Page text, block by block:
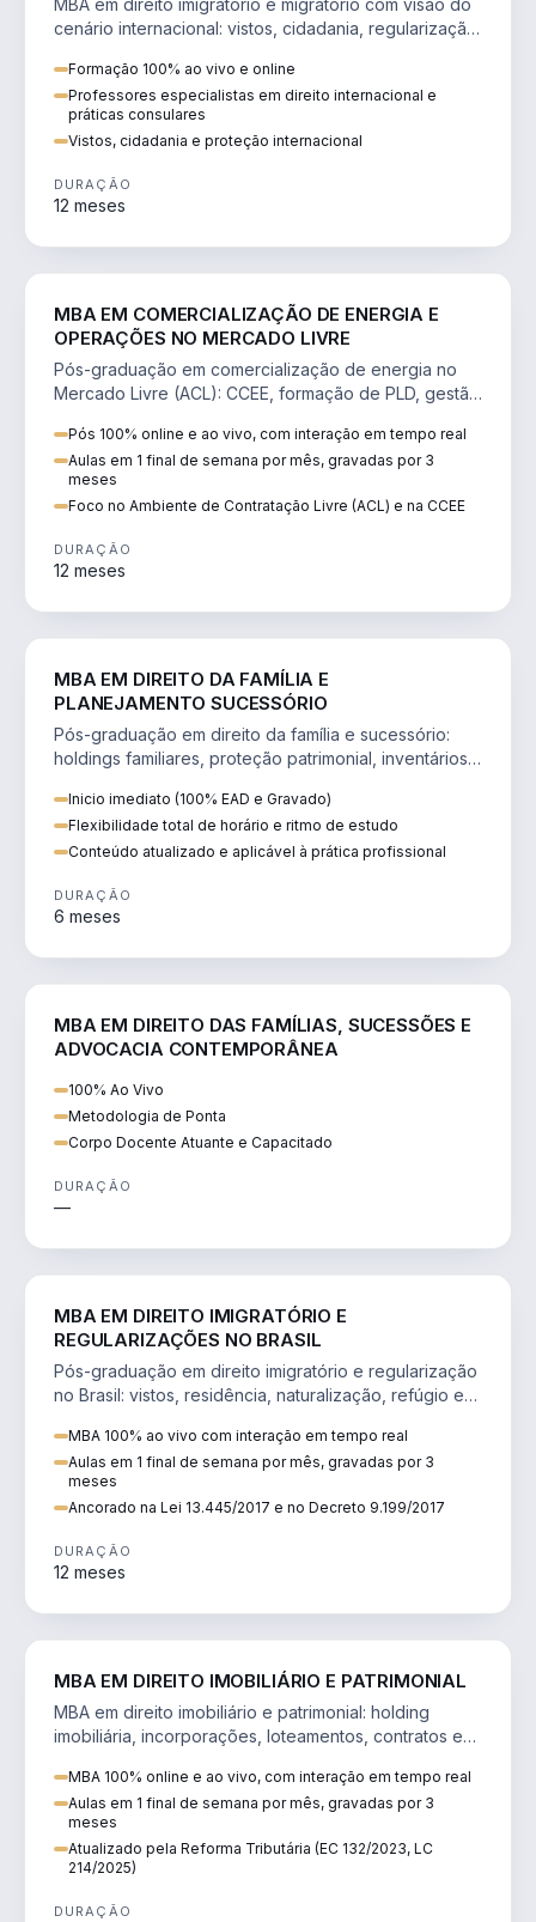
MBA em direito imigratório e migratório com visão do
cenário internacional: vistos, cidadania, regularização
Formação 100% ao vivo e online
Professores especialistas em direito internacional e
práticas consulares
Vistos, cidadania e proteção internacional
DURAÇÃO
12 meses
MBA EM COMERCIALIZAÇÃO DE ENERGIA E
OPERAÇÕES NO MERCADO LIVRE
Pós-graduação em comercialização de energia no
Mercado Livre (ACL): CCEE, formação de PLD, gestão
Pós 100% online e ao vivo, com interação em tempo real
Aulas em 1 final de semana por mês, gravadas por 3
meses
Foco no Ambiente de Contratação Livre (ACL) e na CCEE
DURAÇÃO
12 meses
MBA EM DIREITO DA FAMÍLIA E
PLANEJAMENTO SUCESSÓRIO
Pós-graduação em direito da família e sucessório:
holdings familiares, proteção patrimonial, inventários
Inicio imediato (100% EAD e Gravado)
Flexibilidade total de horário e ritmo de estudo
Conteúdo atualizado e aplicável à prática profissional
DURAÇÃO
6 meses
MBA EM DIREITO DAS FAMÍLIAS, SUCESSÕES E
ADVOCACIA CONTEMPORÂNEA
100% Ao Vivo
Metodologia de Ponta
Corpo Docente Atuante e Capacitado
DURAÇÃO
—
MBA EM DIREITO IMIGRATÓRIO E
REGULARIZAÇÕES NO BRASIL
Pós-graduação em direito imigratório e regularização
no Brasil: vistos, residência, naturalização, refúgio e
MBA 100% ao vivo com interação em tempo real
Aulas em 1 final de semana por mês, gravadas por 3
meses
Ancorado na Lei 13.445/2017 e no Decreto 9.199/2017
DURAÇÃO
12 meses
MBA EM DIREITO IMOBILIÁRIO E PATRIMONIAL
MBA em direito imobiliário e patrimonial: holding
imobiliária, incorporações, loteamentos, contratos e
MBA 100% online e ao vivo, com interação em tempo real
Aulas em 1 final de semana por mês, gravadas por 3
meses
Atualizado pela Reforma Tributária (EC 132/2023, LC
214/2025)
DURAÇÃO